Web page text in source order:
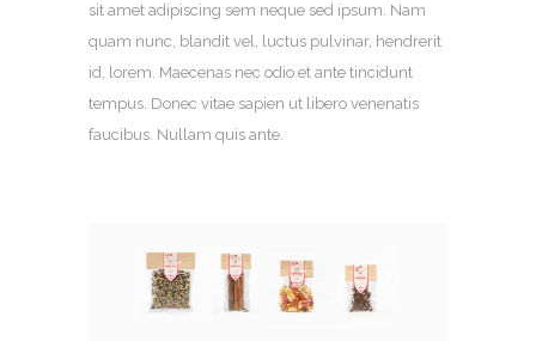
sit amet adipiscing sem neque sed ipsum. Nam
quam nunc, blandit vel, luctus pulvinar, hendrerit
id, lorem. Maecenas nec odio et ante tincidunt
tempus. Donec vitae sapien ut libero venenatis
faucibus. Nullam quis ante.